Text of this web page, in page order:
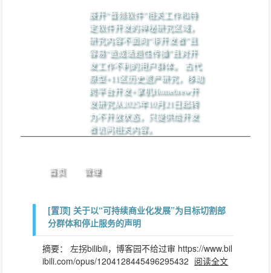
展开“音频软件”相关工作和特
定软件开发的神秘研究区域，
研究内容不面向“非开发者”且
容易“造成话题性传播”且对开
发工作不利的用户群体。 古代
原型+11区历史遗产研究，移动
跨平台开发+掌机Homebrew开
发研究从2025年10月21日起转
为不开放状态，只提供给开发
者访问相关内容。
首页 管理
[置顶] 关于以“可持续商业化发展”为目标切割部
分群体和停止服务的声明
摘要： 左拐bilibili，博客园不给过审 https://www.bil
ibili.com/opus/1204128445496295432 阅读全文